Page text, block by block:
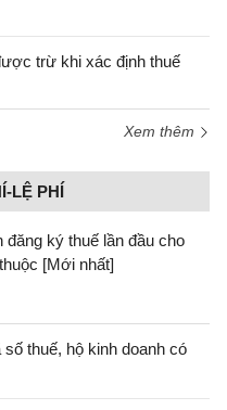
trừ khi xác định thuế
Xem thêm
LỆ PHÍ
đăng ký thuế lần đầu cho
[Mới nhất]
thuế, hộ kinh doanh có